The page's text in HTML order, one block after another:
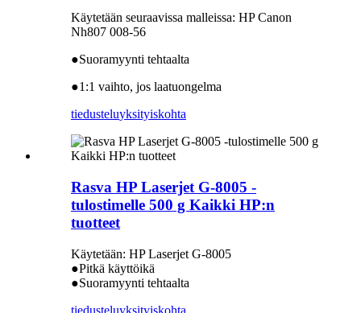
Käytetään seuraavissa malleissa: HP Canon
Nh807 008-56
●Suoramyynti tehtaalta
●1:1 vaihto, jos laatuongelma
tiedusteluyksityiskohta
Rasva HP Laserjet G-8005 -
tulostimelle 500 g Kaikki HP:n
tuotteet
Käytetään: HP Laserjet G-8005
●Pitkä käyttöikä
●Suoramyynti tehtaalta
tiedusteluyksityiskohta